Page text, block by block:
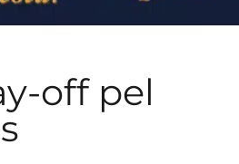
off pel